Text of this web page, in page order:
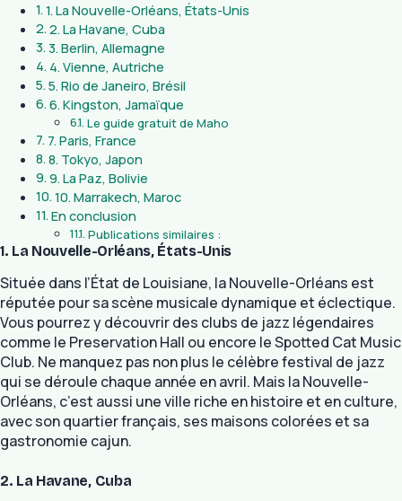
1. La Nouvelle-Orléans, États-Unis
2. La Havane, Cuba
3. Berlin, Allemagne
4. Vienne, Autriche
5. Rio de Janeiro, Brésil
6. Kingston, Jamaïque
Le guide gratuit de Maho
7. Paris, France
8. Tokyo, Japon
9. La Paz, Bolivie
10. Marrakech, Maroc
En conclusion
Publications similaires :
1. La Nouvelle-Orléans, États-Unis
Située dans l’État de Louisiane, la Nouvelle-Orléans est
réputée pour sa scène musicale dynamique et éclectique.
Vous pourrez y découvrir des clubs de jazz légendaires
comme le Preservation Hall ou encore le Spotted Cat Music
Club. Ne manquez pas non plus le célèbre festival de jazz
qui se déroule chaque année en avril. Mais la Nouvelle-
Orléans, c’est aussi une ville riche en histoire et en culture,
avec son quartier français, ses maisons colorées et sa
gastronomie cajun.
2. La Havane, Cuba